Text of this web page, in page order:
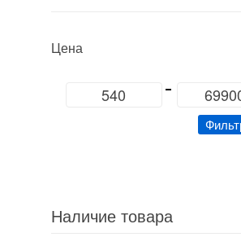
Цена
Наличие товара